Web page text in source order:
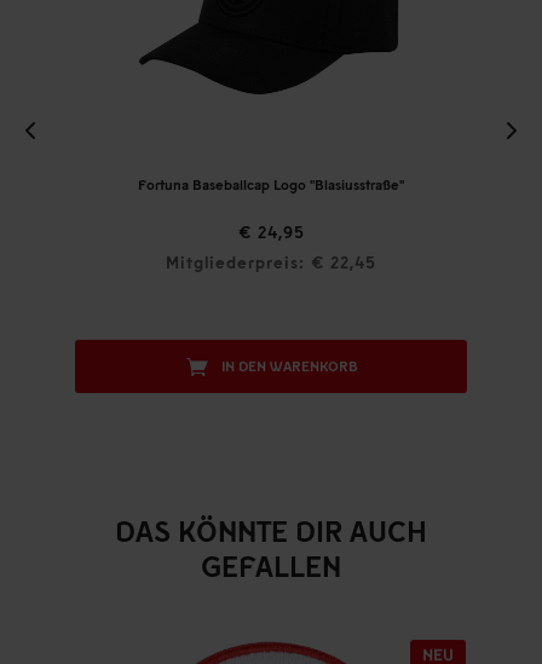
Fortuna Baseballcap Logo "Blasiusstraße"
€ 24,95
Mitgliederpreis: € 22,45
IN DEN WARENKORB
DAS KÖNNTE DIR AUCH
GEFALLEN